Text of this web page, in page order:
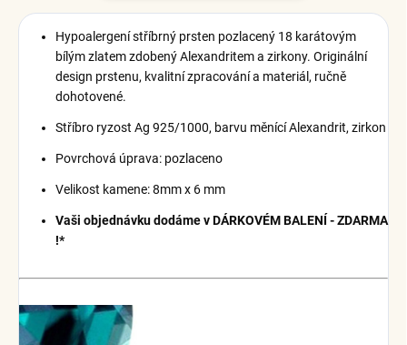
Hypoalergení stříbrný prsten pozlacený 18 karátovým
bílým zlatem zdobený Alexandritem a zirkony. Originální
design prstenu, kvalitní zpracování a materiál, ručně
dohotovené.
Stříbro ryzost Ag 925/1000, barvu měnící Alexandrit, zirkon
Povrchová úprava: pozlaceno
Velikost kamene: 8mm x 6 mm
Vaši objednávku dodáme v DÁRKOVÉM BALENÍ - ZDARMA
!*